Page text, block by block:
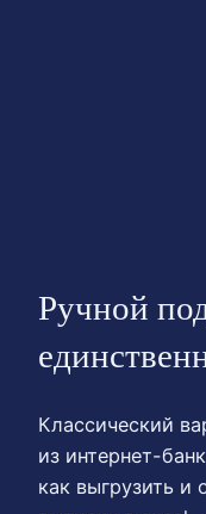
Ручной
Классический
из интернет-
как выгрузить и